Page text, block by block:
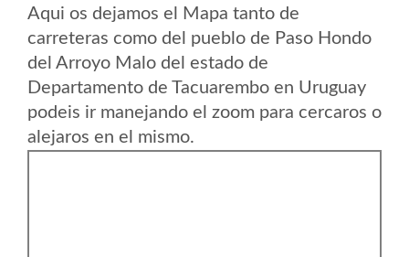
Aqui os dejamos el Mapa tanto de
carreteras como del pueblo de Paso Hondo
del Arroyo Malo del estado de
Departamento de Tacuarembo en Uruguay
podeis ir manejando el zoom para cercaros o
alejaros en el mismo.